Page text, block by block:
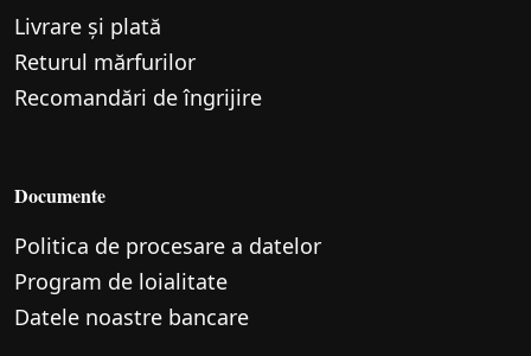
Livrare și plată
Returul mărfurilor
Recomandări de îngrijire
Documente
Politica de procesare a datelor
Program de loialitate
Datele noastre bancare